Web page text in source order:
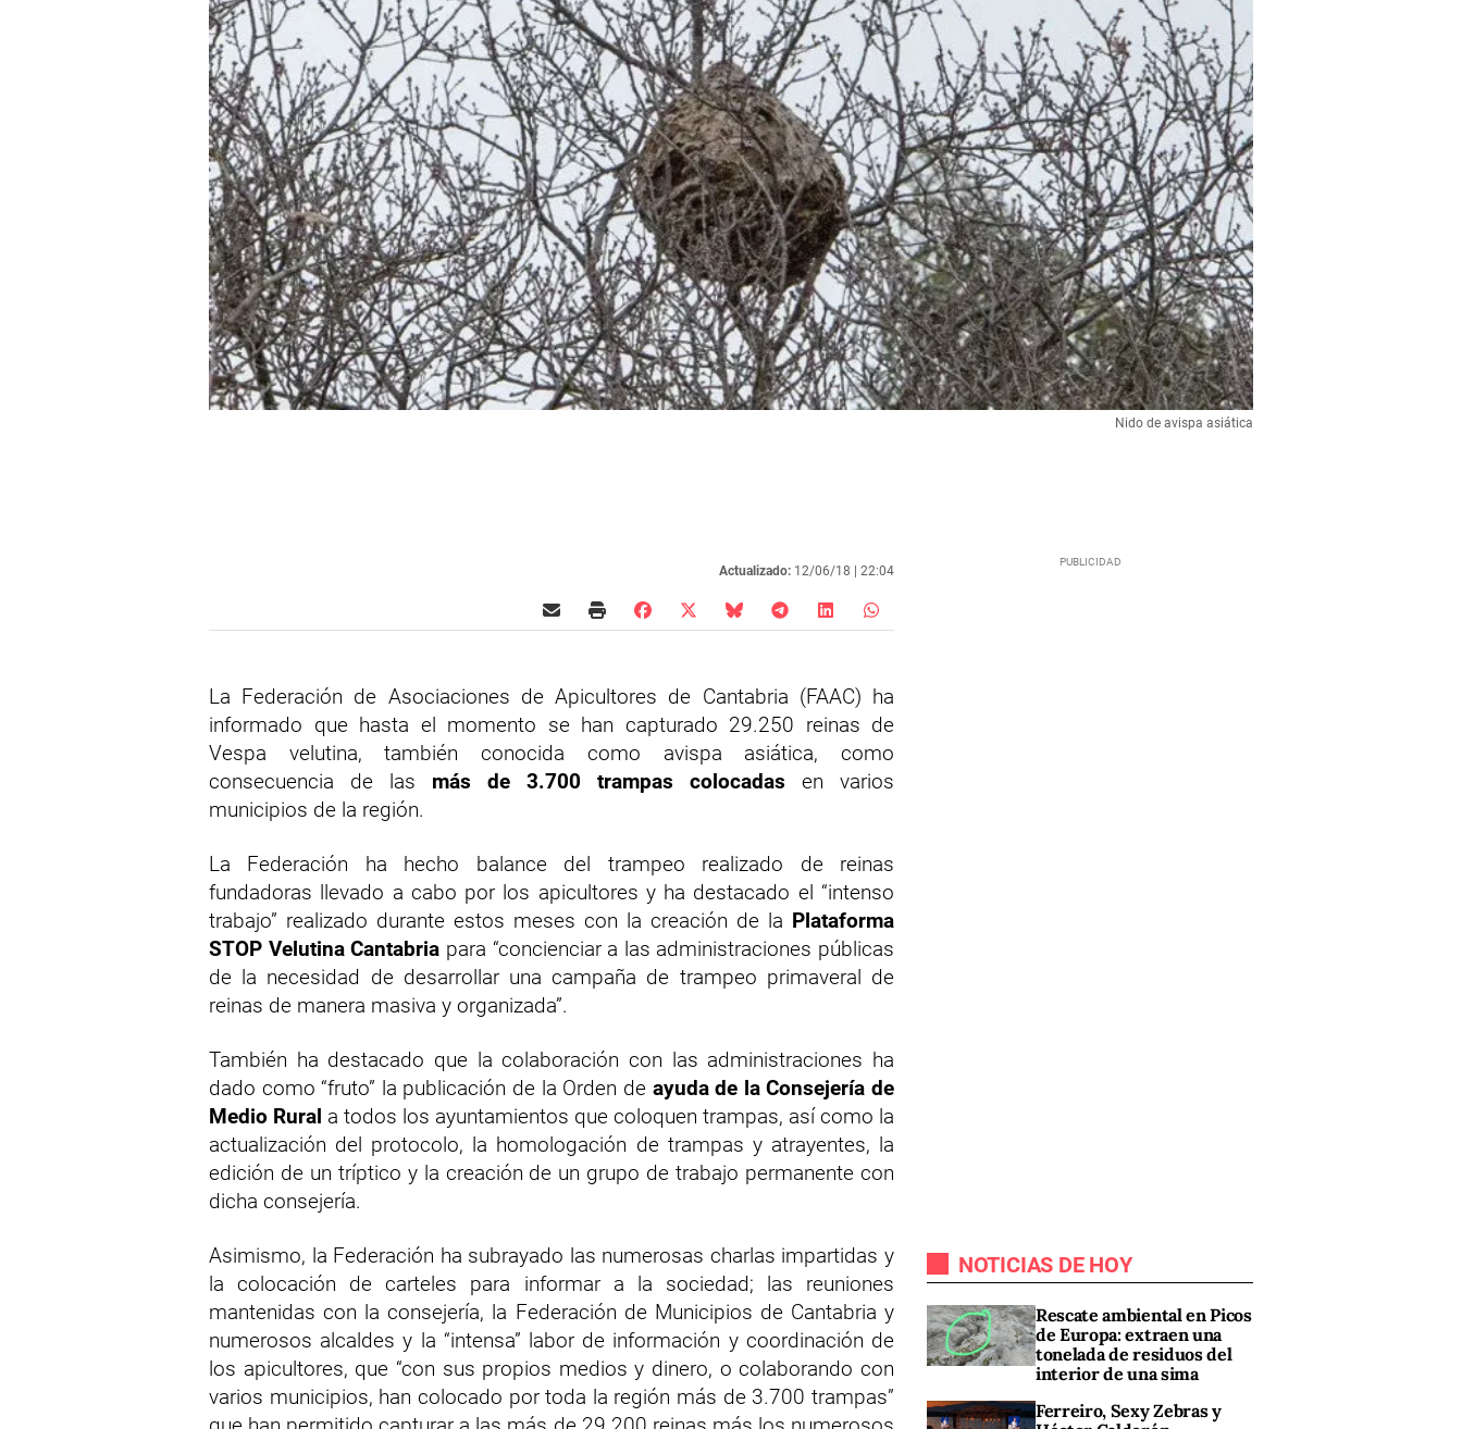
Nido de avispa asiática
Actualizado: 12/06/18 | 22:04
La Federación de Asociaciones de Apicultores de Cantabria (FAAC) ha
informado que hasta el momento se han capturado 29.250 reinas de
Vespa velutina, también conocida como avispa asiática, como
consecuencia de las más de 3.700 trampas colocadas en varios
municipios de la región.
La Federación ha hecho balance del trampeo realizado de reinas
fundadoras llevado a cabo por los apicultores y ha destacado el “intenso
trabajo” realizado durante estos meses con la creación de la Plataforma
STOP Velutina Cantabria para “concienciar a las administraciones públicas
de la necesidad de desarrollar una campaña de trampeo primaveral de
reinas de manera masiva y organizada”.
También ha destacado que la colaboración con las administraciones ha
dado como “fruto” la publicación de la Orden de ayuda de la Consejería de
Medio Rural a todos los ayuntamientos que coloquen trampas, así como la
actualización del protocolo, la homologación de trampas y atrayentes, la
edición de un tríptico y la creación de un grupo de trabajo permanente con
dicha consejería.
Asimismo, la Federación ha subrayado las numerosas charlas impartidas y
la colocación de carteles para informar a la sociedad; las reuniones
mantenidas con la consejería, la Federación de Municipios de Cantabria y
numerosos alcaldes y la “intensa” labor de información y coordinación de
los apicultores, que “con sus propios medios y dinero, o colaborando con
varios municipios, han colocado por toda la región más de 3.700 trampas”
NOTICIAS DE HOY
Rescate ambiental en Picos
de Europa: extraen una
tonelada de residuos del
interior de una sima
Ferreiro, Sexy Zebras y